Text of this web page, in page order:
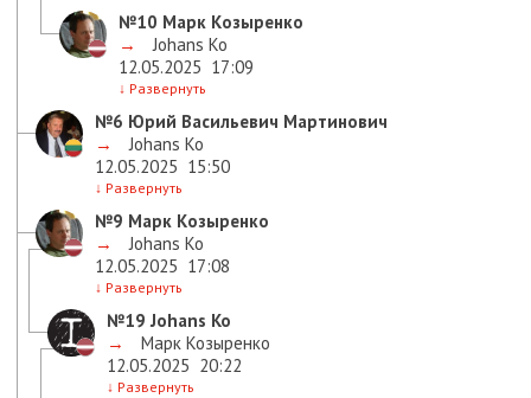
№10 Марк Козыренко
→
Johans Ko
12.05.2025 17:09
↓ Развернуть
№6 Юрий Васильевич Мартинович
→
Johans Ko
12.05.2025 15:50
↓ Развернуть
№9 Марк Козыренко
→
Johans Ko
12.05.2025 17:08
↓ Развернуть
№19 Johans Ko
→
Марк Козыренко
12.05.2025 20:22
↓ Развернуть